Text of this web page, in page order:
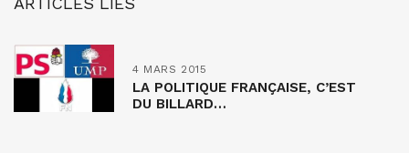
4 MARS 2015
LA POLITIQUE FRANÇAISE, C’EST
DU BILLARD…